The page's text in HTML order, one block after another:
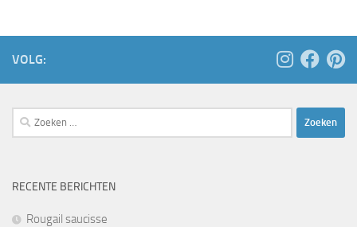
VOLG:
Zoeken
naar:
RECENTE BERICHTEN
Rougail saucisse